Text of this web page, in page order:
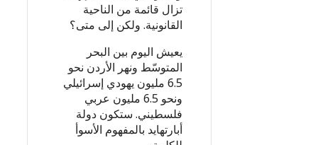
تزال قائمة من الناحية
القانونية. ولكن إلى متى؟
يعيش اليوم بين البحر
المتوسّط ونهر الأردن نحو
6.5 مليون يهودي إسرائيلي
ونحو 6.5 مليون عربي
فلسطيني. ستكون دولة
أبارتهايد بالمفهوم الأسوأ